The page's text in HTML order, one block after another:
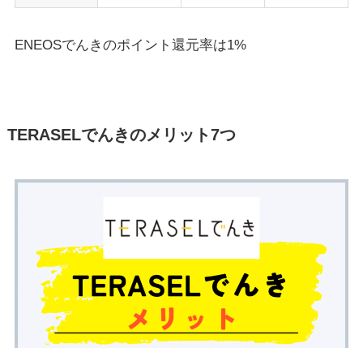
ENEOSでんきのポイント還元率は1%
TERASELでんきのメリット7つ